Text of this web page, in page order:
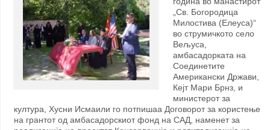
„Св. Богородица
Милостива (Елеуса)“
во струмичкото село
Вељуса,
амбасадорката на
Соединетите
Американски Држави,
Кејт Мари Брнз, и
министерот за
култура, Хусни Исмаили го потпишаа Договорот за користење
на грантот од амбасадорскиот фонд на САД, наменет за